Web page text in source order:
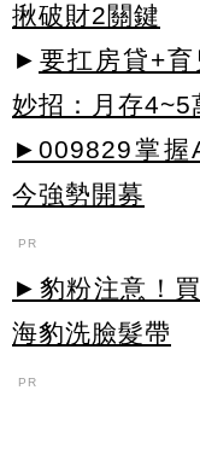
揪破財2關鍵
► 要扛房貸+
妙招：月存4~5
►009829掌握
今強勢開募
PR
►豹粉注意！
海豹洗臉髮帶
PR